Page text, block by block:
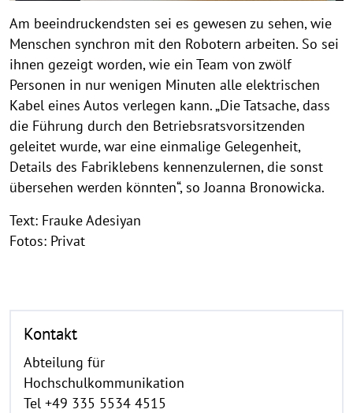
Am beeindruckendsten sei es gewesen zu sehen, wie
Menschen synchron mit den Robotern arbeiten. So sei
ihnen gezeigt worden, wie ein Team von zwölf
Personen in nur wenigen Minuten alle elektrischen
Kabel eines Autos verlegen kann. „Die Tatsache, dass
die Führung durch den Betriebsratsvorsitzenden
geleitet wurde, war eine einmalige Gelegenheit,
Details des Fabriklebens kennenzulernen, die sonst
übersehen werden könnten“, so Joanna Bronowicka.
Text: Frauke Adesiyan
Fotos: Privat
Kontakt
Abteilung für
Hochschulkommunikation
Tel +49 335 5534 4515